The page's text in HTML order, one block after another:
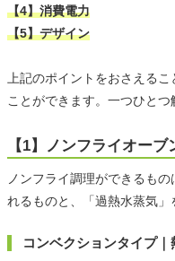
【4】消費電力
【5】デザイン
上記のポイントをおさえる
ことができます。一つひとつ
【1】ノンフライオー
ノンフライ調理ができるも
れるものと、「過熱水蒸気」
コンベクションタイプ